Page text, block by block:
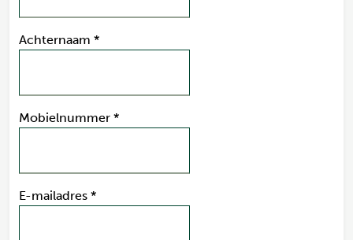
Achternaam *
Mobielnummer *
E-mailadres *